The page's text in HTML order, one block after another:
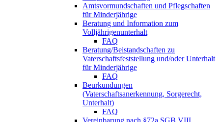
Amtsvormundschaften und Pflegschaften
für Minderjährige
Beratung und Information zum
Volljährigenunterhalt
FAQ
Beratung/Beistandschaften zu
Vaterschaftsfeststellung und/oder Unterhalt
für Minderjährige
FAQ
Beurkundungen
(Vaterschaftsanerkennung, Sorgerecht,
Unterhalt)
FAQ
Vereinbarung nach §72a SGB VIII